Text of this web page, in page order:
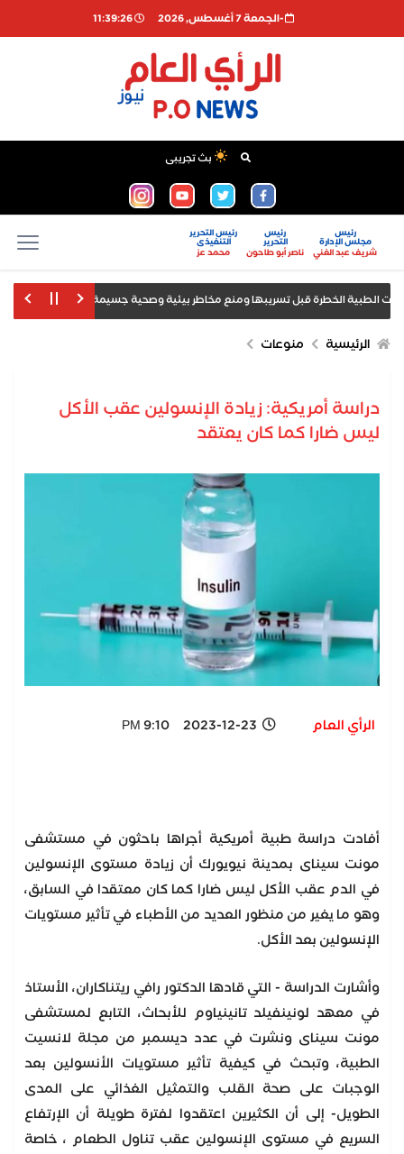
-الجمعة 7 أغسطس, 2026 11:39:27
بث تجريبى
رئيس
مجلس الإدارة
شريف عبد الغني
رئيس
التحرير
ناصر أبو طاحون
رئيس التحرير
التنفيذى
محمد عز
أمانة
الرئيسية منوعات
دراسة أمريكية: زيادة الإنسولين عقب الأكل
ليس ضارا كما كان يعتقد
الرأي العام 2023-12-23 9:10 PM
أفادت دراسة طبية أمريكية أجراها باحثون في مستشفى
مونت سيناى بمدينة نيويورك أن زيادة مستوى الإنسولين
في الدم عقب الأكل ليس ضارا كما كان معتقدا في السابق،
وهو ما يغير من منظور العديد من الأطباء في تأثير مستويات
الإنسولين بعد الأكل.
وأشارت الدراسة - التي قادها الدكتور رافي ريتناكاران، الأستاذ
في معهد لونينفيلد تانينياوم للأبحاث، التابع لمستشفى
مونت سيناى ونشرت في عدد ديسمبر من مجلة لانسيت
الطبية، وتبحث في كيفية تأثير مستويات الأنسولين بعد
الوجبات على صحة القلب والتمثيل الغذائي على المدى
الطويل- إلى أن الكثيرين اعتقدوا لفترة طويلة أن الإرتفاع
السريع في مستوى الإنسولين عقب تناول الطعام ، خاصة